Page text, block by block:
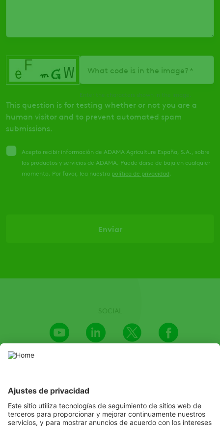
What code is in the image?
Enter the characters shown in the image.
This question is for testing whether or not you are a
human visitor and to prevent automated spam
submissions.
Acepto recibir información de ADAMA Agriculture España, S.A., sobre
los productos y servicios de ADAMA. Puede darse de baja en cualquier
momento. Por favor, lea nuestra política de privacidad.
Youtube
Channel
LinkedIn
instrucciones de la etiqueta y la información del producto antes de
su uso, y preste especial atención a las instrucciones adicionales,
pictogramas y frases de riesgo para garantizar un uso seguro del
producto.